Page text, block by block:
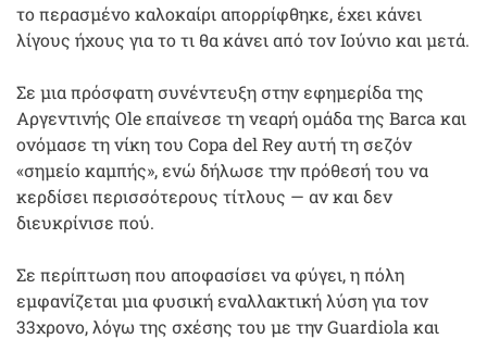
το περασμένο καλοκαίρι απορρίφθηκε, έχει κάνει
λίγους ήχους για το τι θα κάνει από τον Ιούνιο και μετά.
Σε μια πρόσφατη συνέντευξη στην εφημερίδα της
Αργεντινής Ole επαίνεσε τη νεαρή ομάδα της Barca και
ονόμασε τη νίκη του Copa del Rey αυτή τη σεζόν
«σημείο καμπής», ενώ δήλωσε την πρόθεσή του να
κερδίσει περισσότερους τίτλους — αν και δεν
διευκρίνισε πού.
Σε περίπτωση που αποφασίσει να φύγει, η πόλη
εμφανίζεται μια φυσική εναλλακτική λύση για τον
33χρονο, λόγω της σχέσης του με την Guardiola και